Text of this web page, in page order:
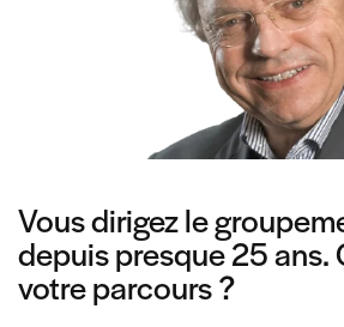
Vous dirigez le
depuis presque 25 ans.
votre parcours ?